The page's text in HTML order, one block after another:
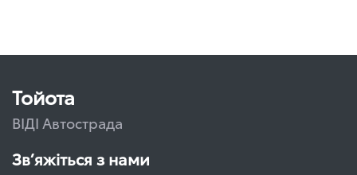
Тойота
ВІДІ Автострада
Зв’яжіться з нами